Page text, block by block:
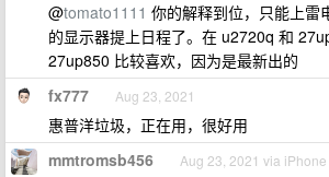
@tomato1111 你的解释到位，只能上雷
的显示器提上日程了。在 u2720q 和
27up850 比较喜欢，因为是最新出的
fx777 Aug 23, 2021
惠普洋垃圾，正在用，很好用
mmtromsb456 Aug 23, 2021 via iPhone